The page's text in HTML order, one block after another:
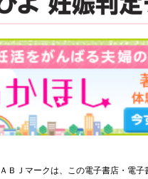
ＡＢＪマークは、この電子書店・電子